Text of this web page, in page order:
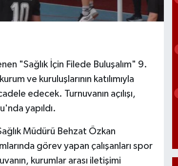
"Sağlık İçin Filede Buluşalım" 9.
ve kuruluşlarının katılımıyla
edecek. Turnuvanın açılışı,
yapıldı.
Müdürü Behzat Özkan
görev yapan çalışanları spor
kurumlar arası iletişimi